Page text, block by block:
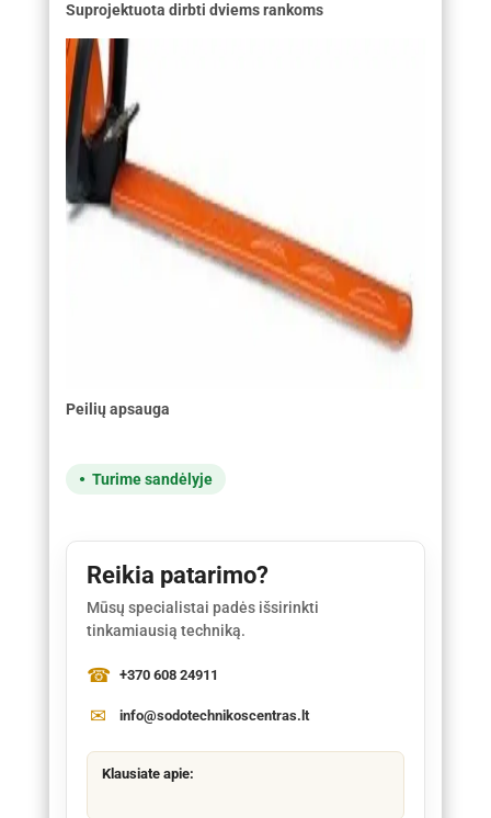
Suprojektuota dirbti dviems rankoms
Peilių apsauga
Turime sandėlyje
Reikia patarimo?
Mūsų specialistai padės išsirinkti
tinkamiausią techniką.
+370 608 24911
info@sodotechnikoscentras.lt
Klausiate apie: